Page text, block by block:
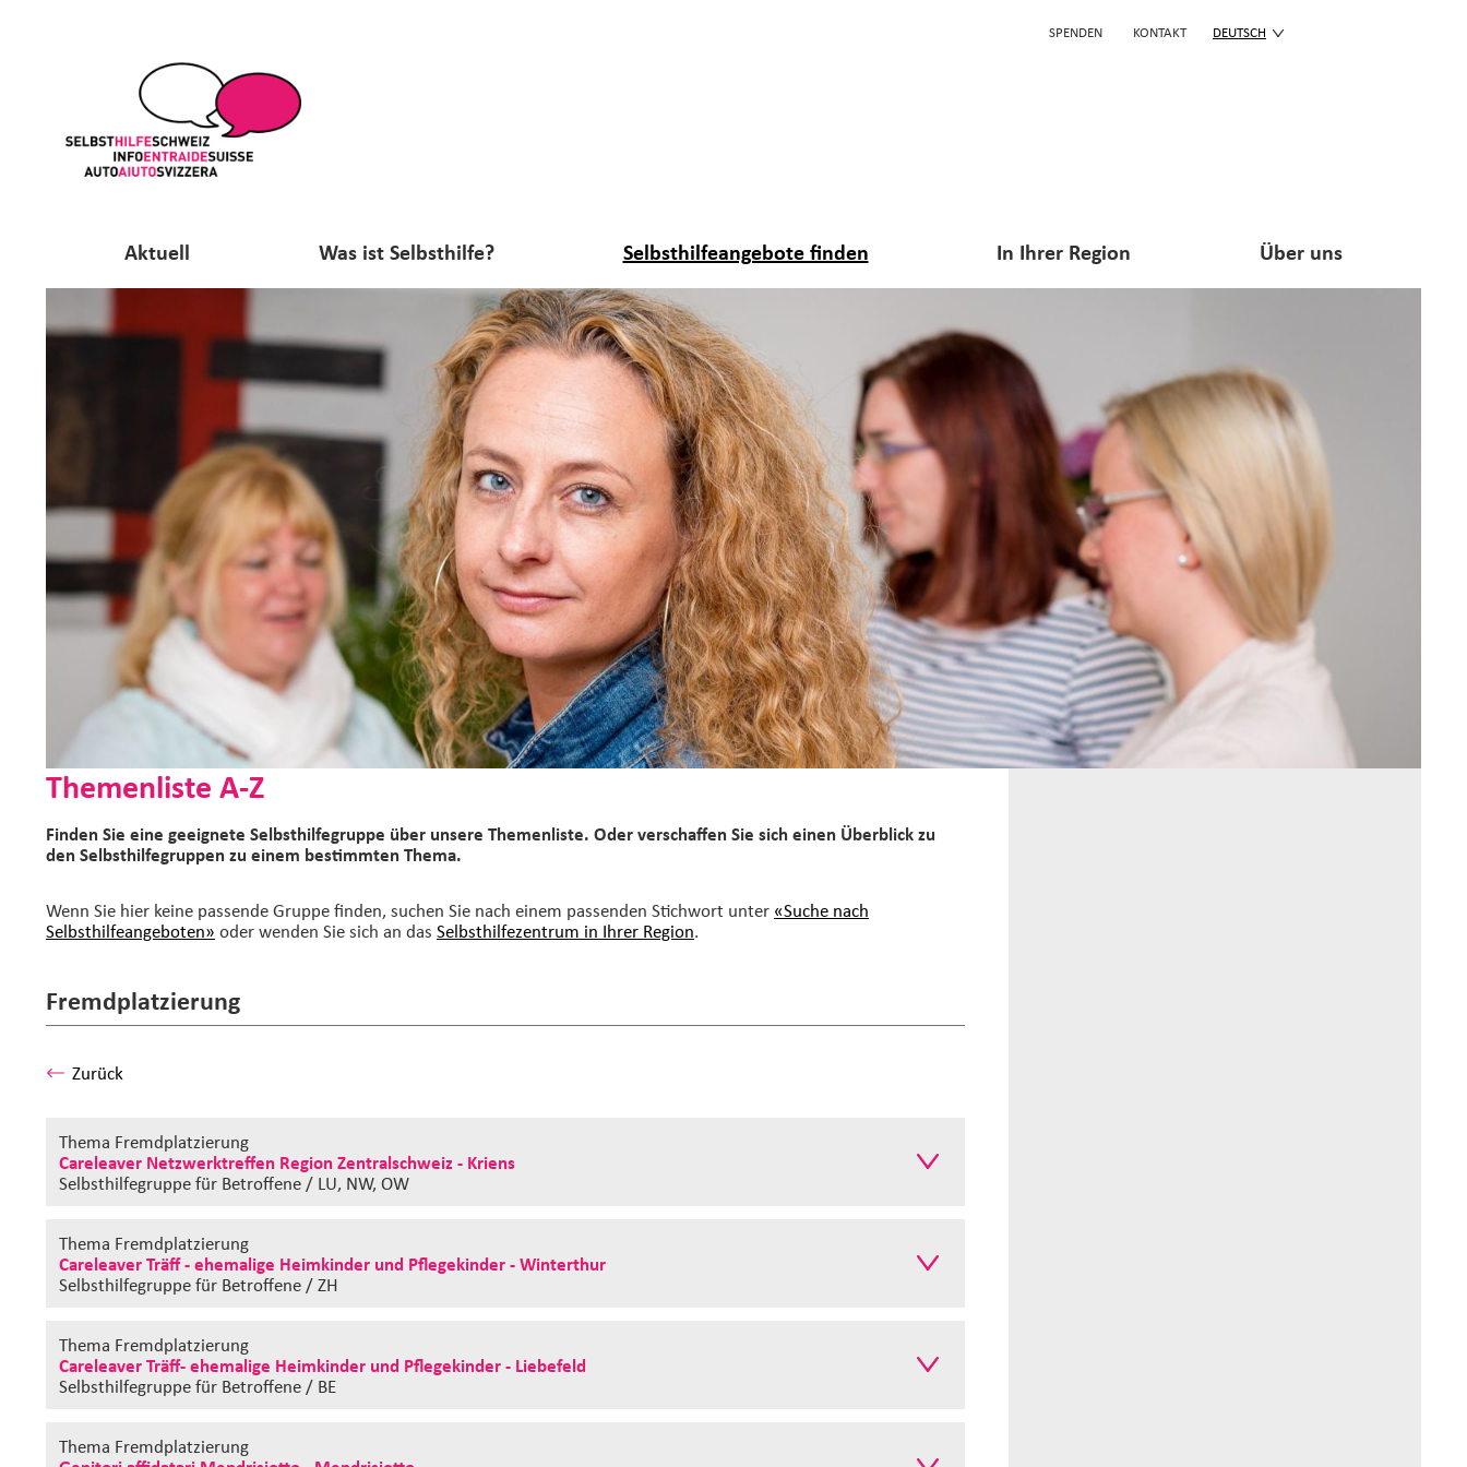
SPENDEN KONTAKT DEUTSCH
Aktuell Was ist Selbsthilfe? Selbsthilfeangebote finden In Ihrer Region Über uns
Themenliste A-Z
Finden Sie eine geeignete Selbsthilfegruppe über unsere Themenliste. Oder verschaffen Sie sich einen Überblick zu
den Selbsthilfegruppen zu einem bestimmten Thema.
Wenn Sie hier keine passende Gruppe finden, suchen Sie nach einem passenden Stichwort unter «Suche nach
Selbsthilfeangeboten» oder wenden Sie sich an das Selbsthilfezentrum in Ihrer Region.
Fremdplatzierung
Zurück
Thema Fremdplatzierung
Careleaver Netzwerktreffen Region Zentralschweiz - Kriens
Selbsthilfegruppefür Betroffene / LU, NW, OW
Thema Fremdplatzierung
Careleaver Träff - ehemalige Heimkinder und Pflegekinder - Winterthur
Selbsthilfegruppefür Betroffene / ZH
Thema Fremdplatzierung
Careleaver Träff- ehemalige Heimkinder und Pflegekinder - Liebefeld
Selbsthilfegruppefür Betroffene / BE
Thema Fremdplatzierung